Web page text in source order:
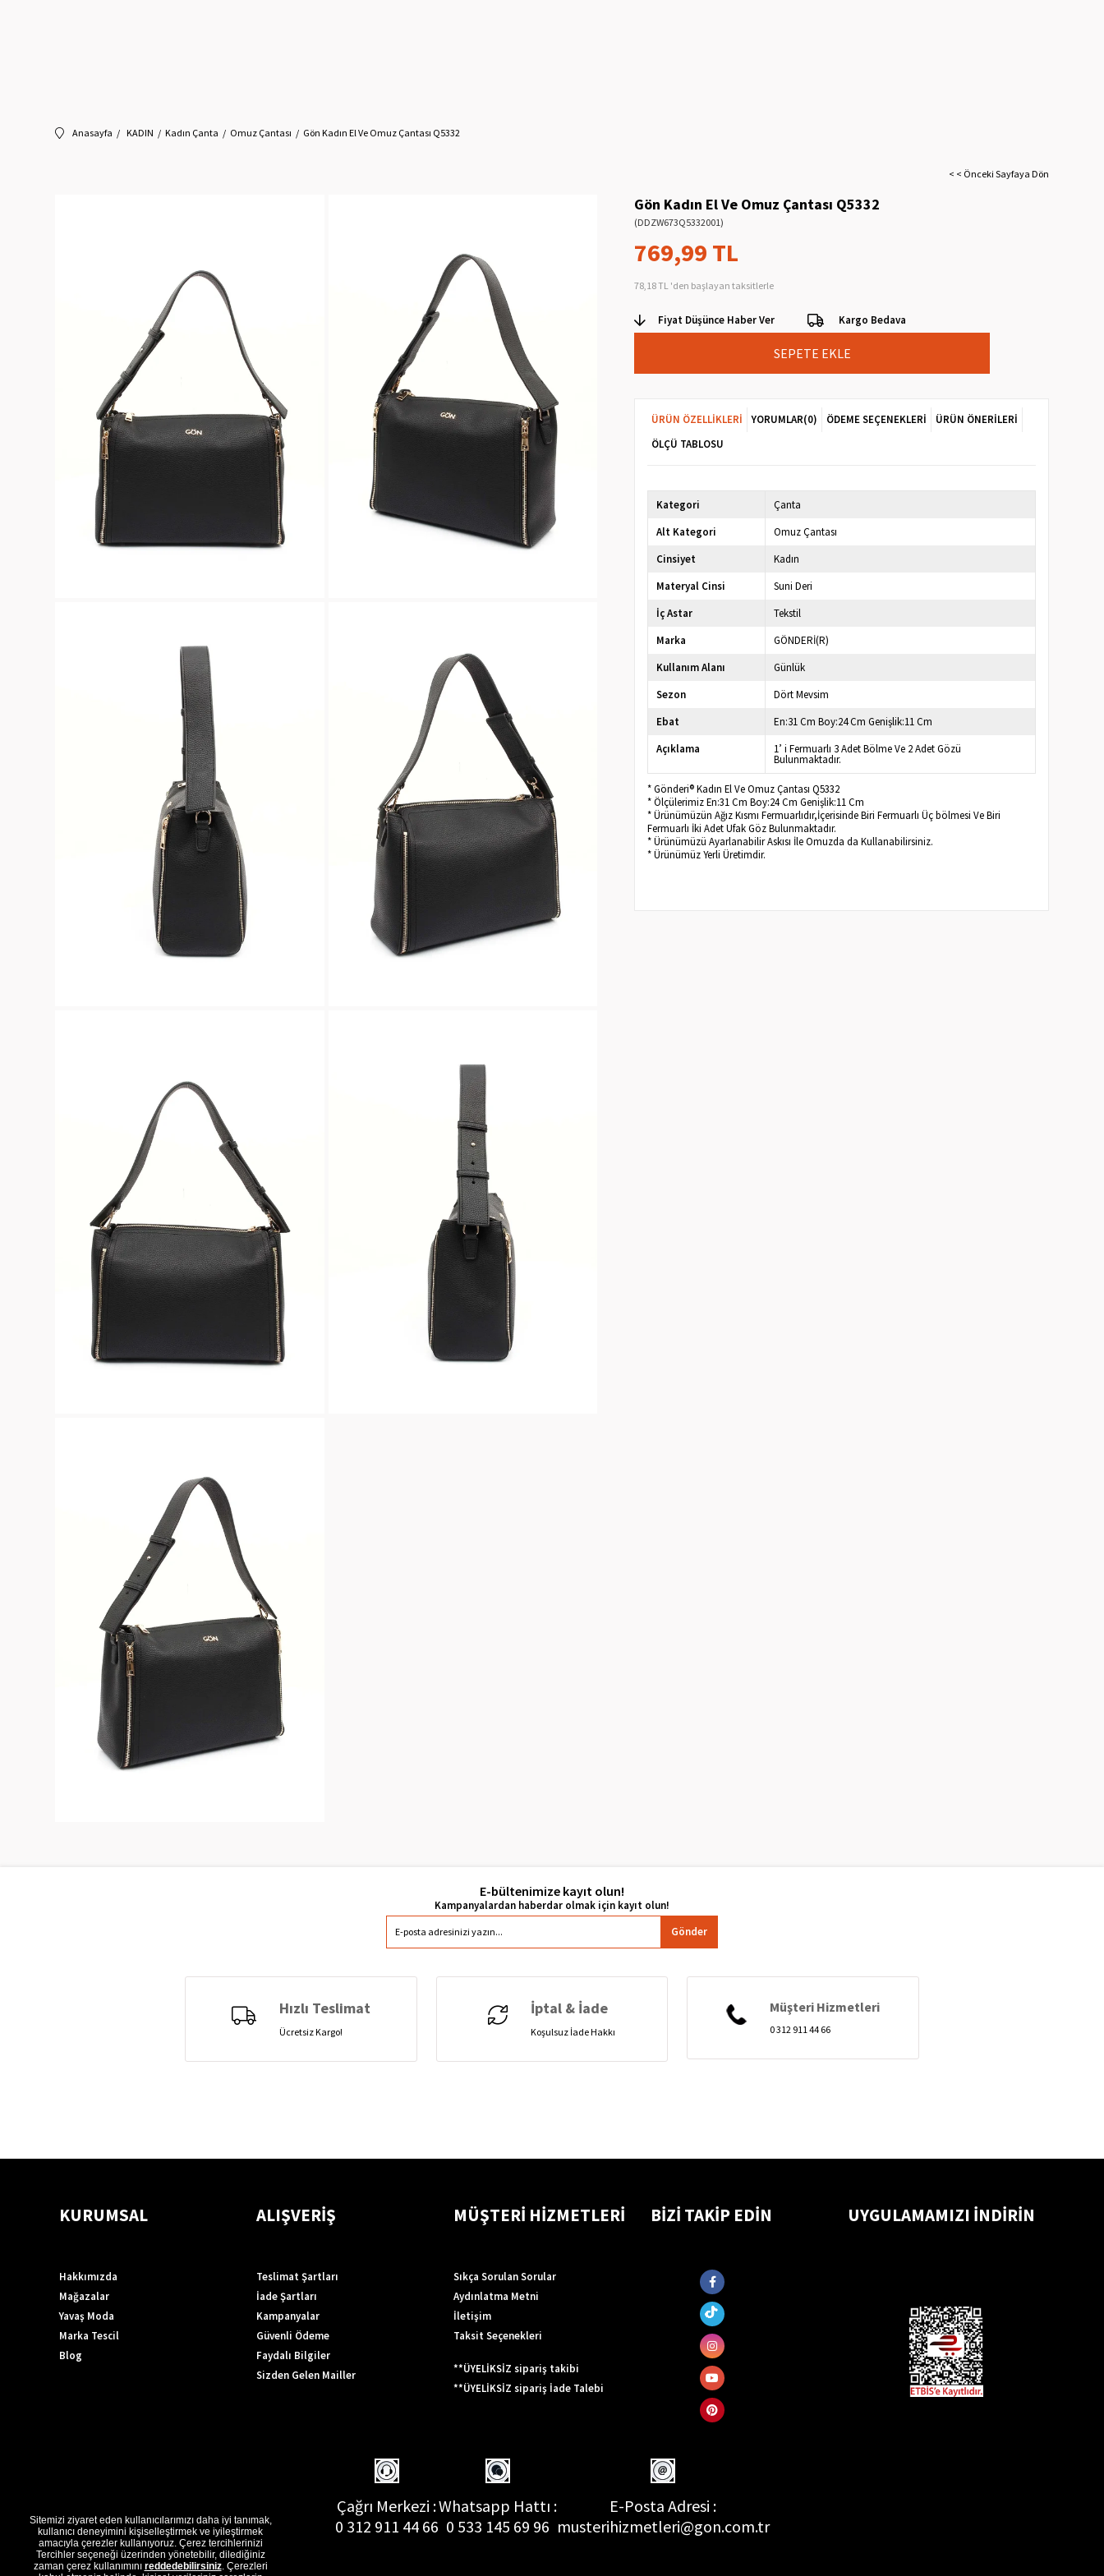
Anasayfa KADIN Kadın Çanta Omuz Çantası Gön Kadın El Ve Omuz Çantası Q5332
< < Önceki Sayfaya Dön
Gön Kadın El Ve Omuz Çantası Q5332
(DDZW673Q5332001)
769,99 TL
78,18 TL 'den başlayan taksitlerle
Fiyat Düşünce Haber Ver Kargo Bedava
ÜRÜN ÖZELLIKLERI YORUMLAR(0) ÖDEME SEÇENEKLERI
ÜRÜN ÖNERILERI
ÖLÇÜ TABLOSU
Kategori
Çanta
Alt Kategori
Omuz Çantası
Cinsiyet
Kadın
Materyal Cinsi
Suni Deri
İç Astar
Tekstil
Marka
GÖNDERİ(R)
Kullanım Alanı
Günlük
Sezon
Dört Mevsim
Ebat
En:31 Cm Boy:24 Cm Genişlik:11 Cm
Açıklama
1’ i Fermuarlı 3 Adet Bölme Ve 2 Adet Gözü
Bulunmaktadır.
* Gönderi® Kadın El Ve Omuz Çantası Q5332
* Ölçülerimiz En:31 Cm Boy:24 Cm Genişlik:11 Cm
* Ürünümüzün Ağız Kısmı Fermuarlıdır,İçerisinde Biri Fermuarlı Üç bölmesi Ve Biri
Fermuarlı İki Adet Ufak Göz Bulunmaktadır.
* Ürünümüzü Ayarlanabilir Askısı İle Omuzda da Kullanabilirsiniz.
* Ürünümüz Yerli Üretimdir.
E-bültenimize kayıt olun!
Gönder
Hızlı Teslimat
Ücretsiz Kargo!
İptal & İade
Koşulsuz İade Hakkı
Müşteri Hizmetleri
0 312 911 44 66
KURUMSAL
Hakkımızda
Mağazalar
Yavaş Moda
Marka Tescil
Blog
ALIŞVERİŞ
Teslimat Şartları
İade Şartları
Kampanyalar
Güvenli Ödeme
Faydalı Bilgiler
Sizden Gelen Mailler
MÜŞTERİ HİZMETLERİ
Sıkça Sorulan Sorular
Aydınlatma Metni
İletişim
Taksit Seçenekleri
**ÜYELİKSİZ sipariş takibi
**ÜYELİKSİZ sipariş İade Talebi
BİZİ TAKİP EDİN UYGULAMAMIZI İNDİRİN
Çağrı Merkezi :
0 312 911 44 66
Whatsapp Hattı :
0 533 145 69 96
E-Posta Adresi :
musterihizmetleri@gon.com.tr
Sitemizi ziyaret eden kullanıcılarımızı daha iyi tanımak,
kullanıcı deneyimini kişiselleştirmek ve iyileştirmek
amacıyla çerezler kullanıyoruz. Çerez tercihlerinizi
Tercihler seçeneği üzerinden yönetebilir, dilediğiniz
zaman çerez kullanımını reddedebilirsiniz. Çerezleri